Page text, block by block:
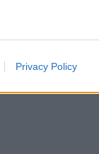
other user
Privacy Policy
CINEFESTEN